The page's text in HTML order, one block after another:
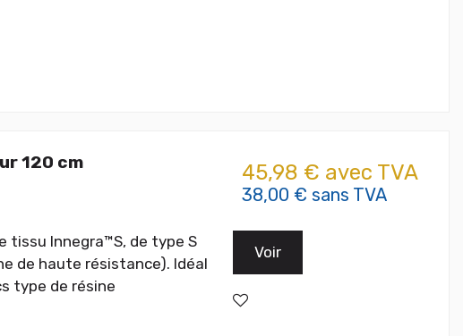
120 cm
tissu Innegra™S, de type S
de haute résistance). Idéal
type de résine
45,98 € avec TVA
38,00 € sans TVA
Voir